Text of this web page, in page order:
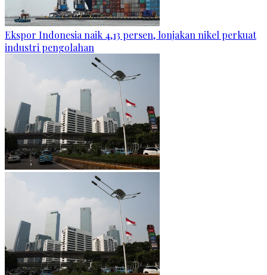
Ekspor Indonesia naik 4,13 persen, lonjakan nikel perkuat
industri pengolahan